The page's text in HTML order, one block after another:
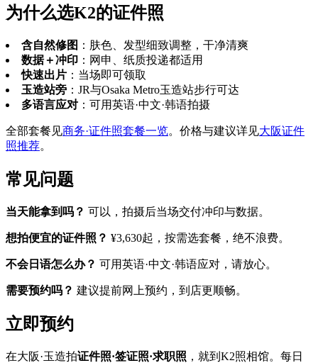
为什么选K2的证件照
含自然修图 ：肤色、发型细致调整，干净清爽
数据＋冲印 ：网申、纸质投递都适用
快速出片 ：当场即可领取
玉造站旁 ：JR与Osaka Metro玉造站步行可达
多语言应对 ：可用英语·中文·韩语拍摄
全部套餐见商务·证件照套餐一览。价格与建议详见大阪证件
照推荐。
常见问题
当天能拿到吗？ 可以，拍摄后当场交付冲印与数据。
想拍便宜的证件照？ ¥3,630起，按需选套餐，绝不浪费。
不会日语怎么办？ 可用英语·中文·韩语应对，请放心。
需要预约吗？ 建议提前网上预约，到店更顺畅。
立即预约
在大阪·玉造拍证件照·签证照·求职照 ，就到K2照相馆。每日